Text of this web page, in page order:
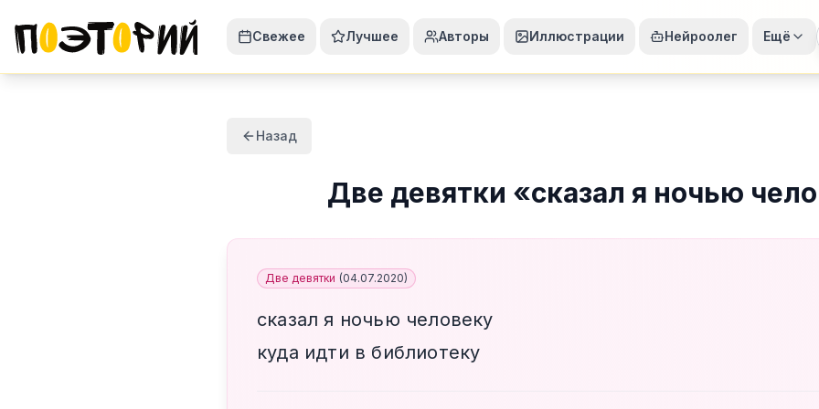
Свежее Лучшее Авторы Иллюстрации Нейроолег Ещё
Назад
Две девятки «сказал я ночью
Две девятки (04.07.2020)
сказал я ночью человеку
куда идти в библиотеку